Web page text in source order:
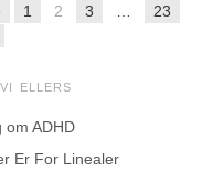
1 2 3
23
ELLERS
om ADHD
Er For Linealer